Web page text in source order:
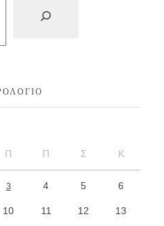
Π Π Σ Κ
3 4 5 6
10 11 12 13